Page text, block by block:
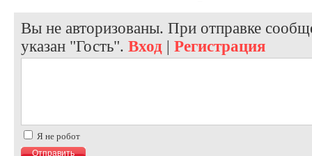
Вы не авторизованы. При отправке
указан "Гость". Вход | Регистрация
Я не робот